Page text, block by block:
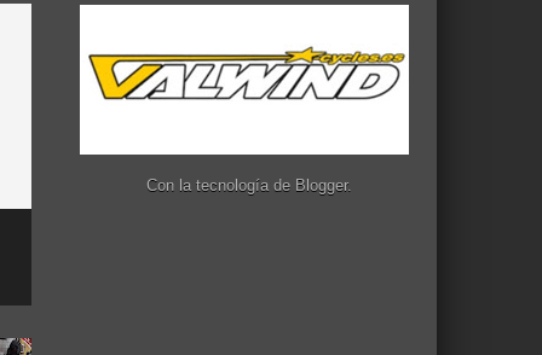
Con la tecnología de Blogger.